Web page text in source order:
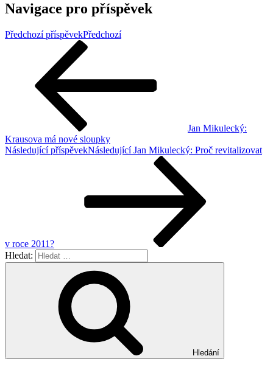
Navigace pro příspěvek
Předchozí příspěvekPředchozí
Jan Mikulecký:
Krausova má nové sloupky
Následující příspěvekNásledující Jan Mikulecký: Proč revitalizovat
v roce 2011?
Hledat:
Hledání